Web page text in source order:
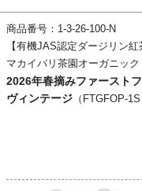
商品番号：1-3-26-100-N
【有機JAS認定ダージリン紅
マカイバリ茶園オーガニッ
2026年春摘みファースト
ヴィンテージ（FTGFOP-1S